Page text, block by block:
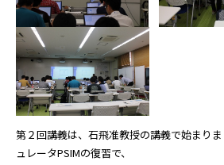
第２回講義は、石飛准教授の講義で始まり
ュレータPSIMの復習で、